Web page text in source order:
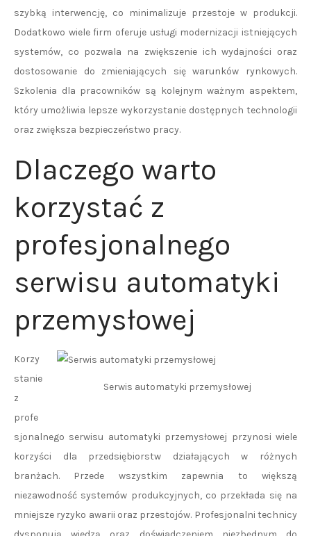
szybką interwencję, co minimalizuje przestoje w produkcji.
Dodatkowo wiele firm oferuje usługi modernizacji istniejących
systemów, co pozwala na zwiększenie ich wydajności oraz
dostosowanie do zmieniających się warunków rynkowych.
Szkolenia dla pracowników są kolejnym ważnym aspektem,
który umożliwia lepsze wykorzystanie dostępnych technologii
oraz zwiększa bezpieczeństwo pracy.
Dlaczego warto
korzystać z
profesjonalnego
serwisu automatyki
przemysłowej
Serwis automatyki przemysłowej
Korzy
stanie
z
profe
sjonalnego serwisu automatyki przemysłowej przynosi wiele
korzyści dla przedsiębiorstw działających w różnych
branżach. Przede wszystkim zapewnia to większą
niezawodność systemów produkcyjnych, co przekłada się na
mniejsze ryzyko awarii oraz przestojów. Profesjonalni technicy